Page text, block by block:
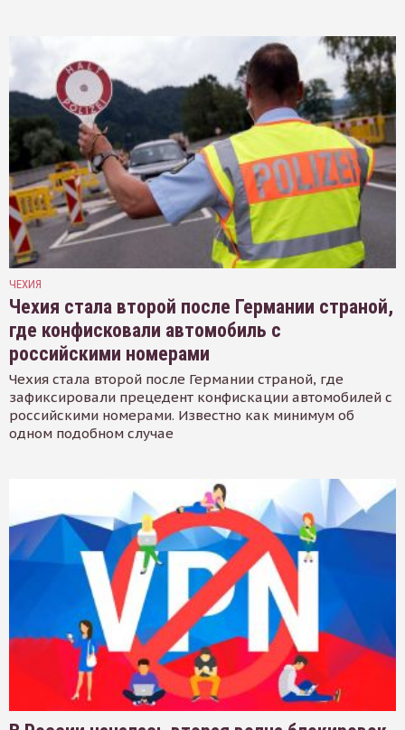
ЧЕХИЯ
Чехия стала второй после Германии страной,
где конфисковали автомобиль с
российскими номерами
Чехия стала второй после Германии страной, где
зафиксировали прецедент конфискации автомобилей с
российскими номерами. Известно как минимум об
одном подобном случае